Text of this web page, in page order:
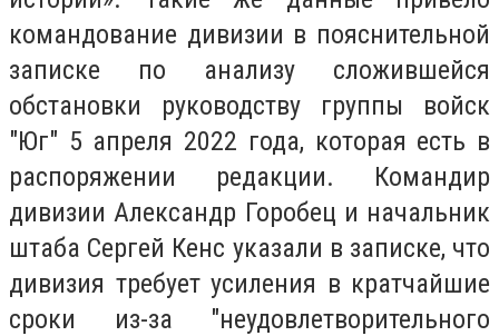
командование дивизии в пояснительной
записке по анализу сложившейся
обстановки руководству группы войск
"Юг" 5 апреля 2022 года, которая есть в
распоряжении редакции. Командир
дивизии Александр Горобец и начальник
штаба Сергей Кенс указали в записке, что
дивизия требует усиления в кратчайшие
сроки из-за "неудовлетворительного